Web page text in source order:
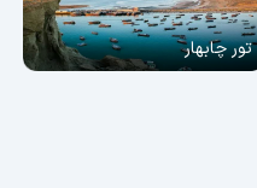
تور چابهار